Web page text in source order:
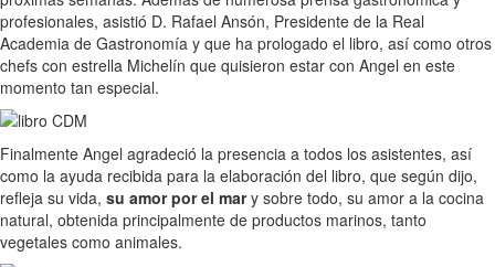
profesionales, asistió D. Rafael Ansón, Presidente de la Real
Academia de Gastronomía y que ha prologado el libro, así como otros
chefs con estrella Michelín que quisieron estar con Angel en este
momento tan especial.
Finalmente Angel agradeció la presencia a todos los asistentes, así
como la ayuda recibida para la elaboración del libro, que según dijo,
refleja su vida, su amor por el mary sobre todo, su amor a la cocina
natural, obtenida principalmente de productos marinos, tanto
vegetales como animales.